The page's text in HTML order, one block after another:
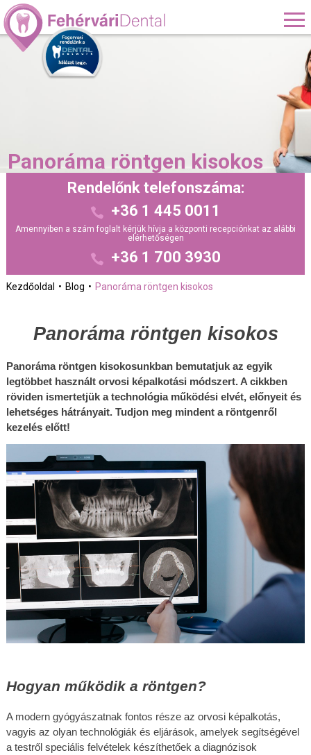
Panoráma röntgen kisokos
Rendelőnk telefonszáma:
+36 1 445 0011
Amennyiben a szám foglalt kérjük hívja a központi recepciónkat az alábbi
elérhetőségen
+36 1 700 3930
Kezdőoldal Blog Panoráma röntgen kisokos
Panoráma röntgen kisokos
Panoráma röntgen kisokosunkban bemutatjuk az egyik
legtöbbet használt orvosi képalkotási módszert. A cikkben
röviden ismertetjük a technológia működési elvét, előnyeit és
lehetséges hátrányait. Tudjon meg mindent a röntgenről
kezelés előtt!
Hogyan működik a röntgen?
A modern gyógyászatnak fontos része az orvosi képalkotás,
vagyis az olyan technológiák és eljárások, amelyek segítségével
a testről speciális felvételek készíthetőek a diagnózisok